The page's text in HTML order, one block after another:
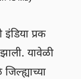
चर्चा
इंडिया प्रक
यावेळी